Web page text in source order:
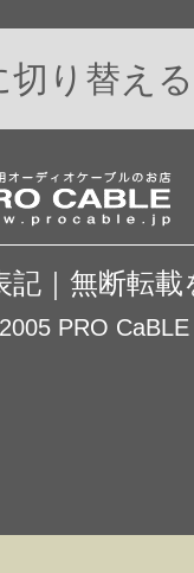
切り替える
記 ｜ 無断転載
PRO CaBLE